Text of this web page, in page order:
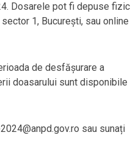
Dosarele pot fi depuse fizic
1, București, sau online
de desfășurare a
doasarului sunt disponibile
sau sunați